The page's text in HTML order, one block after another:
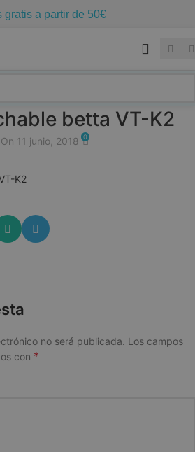
gratis a partir de 50€
betta VT-K2
On 11 junio, 2018 0
no será publicada. Los campos
con *